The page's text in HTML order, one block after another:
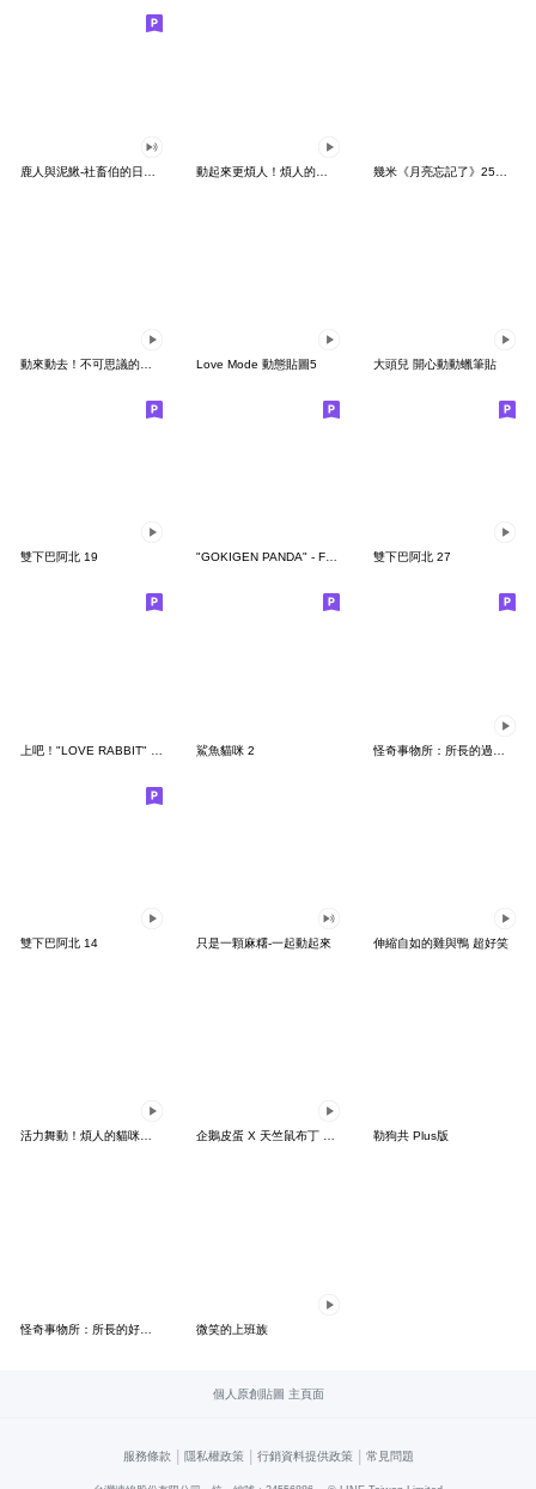
幾米《月亮忘記了》25周年 x 晴天P莉
Love Mode 動態貼圖5 大頭兒 開心動動蠟筆貼
雙下巴阿北 19 "GOKIGEN PANDA" - Feeling / global 雙下巴阿北 27
鯊魚貓咪 2
雙下巴阿北 14 只是一顆麻糬-一起動起來 伸縮自如的雞與鴨 超好笑
活力舞動！煩人的貓咪★迷你版 2 企鵝皮蛋 X 天竺鼠布丁 有點厭世 勒狗共 Plus版
微笑的上班族
個人原創貼圖 主頁面
服務條款 | 隱私權政策 | 行銷資料提供政策 | 常見問題